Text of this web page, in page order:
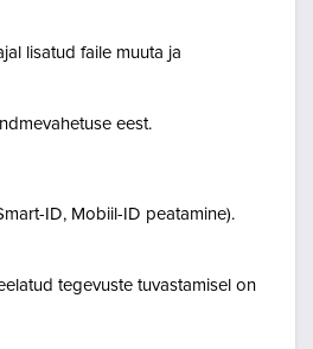
lisatud faile muuta ja
eest.
ID, Mobiil-ID peatamine).
tegevuste tuvastamisel on